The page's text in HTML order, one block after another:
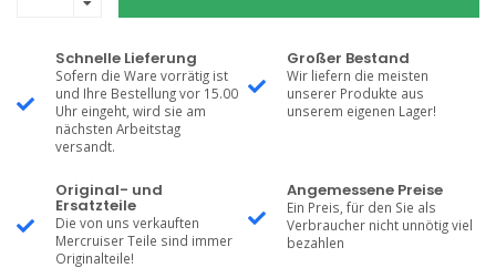
Schnelle Lieferung
Sofern die Ware vorrätig ist
und Ihre Bestellung vor 15.00
Uhr eingeht, wird sie am
nächsten Arbeitstag
versandt.
Großer Bestand
Wir liefern die meisten
unserer Produkte aus
unserem eigenen Lager!
Original- und
Ersatzteile
Die von uns verkauften
Mercruiser Teile sind immer
Originalteile!
Angemessene Preise
Ein Preis, für den Sie als
Verbraucher nicht unnötig viel
bezahlen